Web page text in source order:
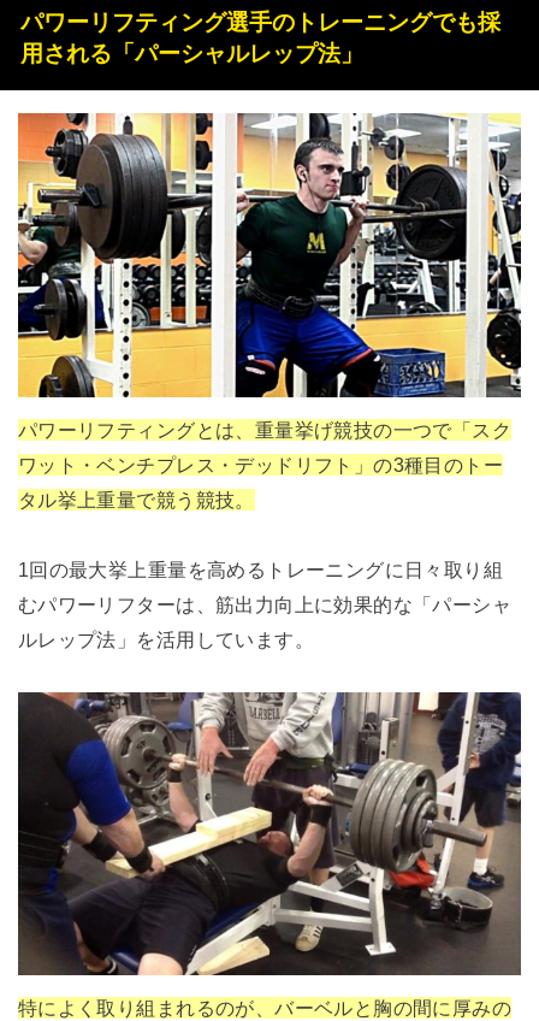
パワーリフティング選手のトレーニングでも採
用される「パーシャルレップ法」
パワーリフティングとは、重量挙げ競技の一つで「スク
ワット・ベンチプレス・デッドリフト」の3種目のトー
タル挙上重量で競う競技。
1回の最大挙上重量を高めるトレーニングに日々取り組
むパワーリフターは、筋出力向上に効果的な「パーシャ
ルレップ法」を活用しています。
特によく取り組まれるのが、バーベルと胸の間に厚みの